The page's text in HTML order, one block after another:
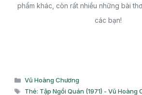
phẩm khác, còn rất nhiều những bài
các bạn!
Danh
mục
Vũ Hoàng Chương
Thẻ
Thẻ: Tập Ngồi Quán (1971) - Vũ Hoàng